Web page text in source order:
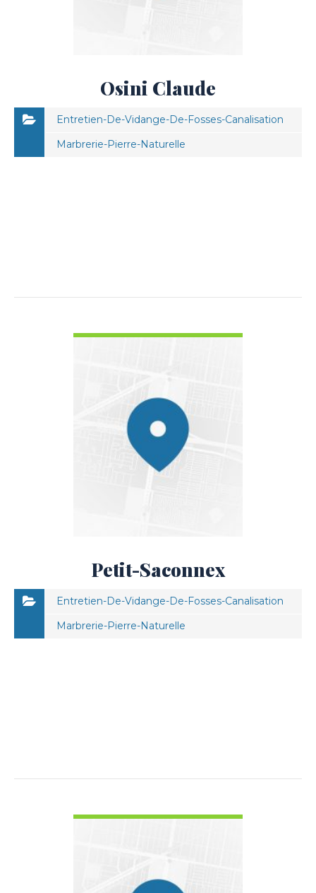
Osini Claude
Entretien-De-Vidange-De-Fosses-Canalisation
Marbrerie-Pierre-Naturelle
Petit-Saconnex
Entretien-De-Vidange-De-Fosses-Canalisation
Marbrerie-Pierre-Naturelle